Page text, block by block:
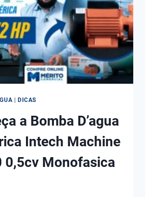
DICAS
a Bomba D’agua
Intech Machine
0,5cv Monofasica